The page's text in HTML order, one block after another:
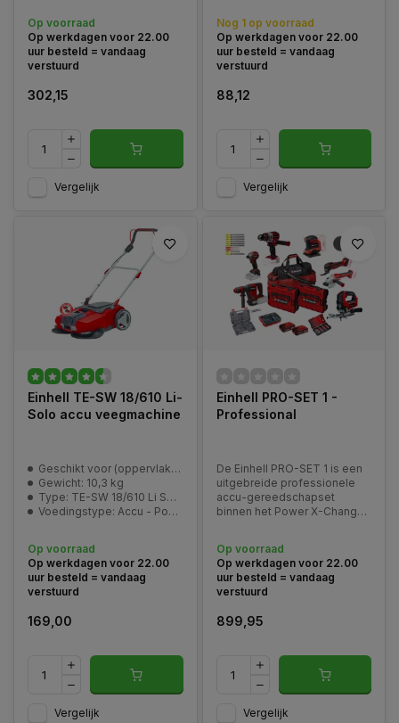
Op voorraad
Op werkdagen voor 22.00
uur besteld = vandaag
verstuurd
302,15
Vergelijk
Nog 1 op voorraad
Op werkdagen voor 22.00
uur besteld = vandaag
verstuurd
88,12
Vergelijk
Einhell TE-SW 18/610 Li-
Solo accu veegmachine
Geschikt voor (oppervlakte): 1800 m2/h
Gewicht: 10,3 kg
Type: TE-SW 18/610 Li Solo
Voedingstype: Accu - Power-X-Change 18V
Op voorraad
Op werkdagen voor 22.00
uur besteld = vandaag
verstuurd
169,00
Vergelijk
Einhell PRO-SET 1 -
Professional
De Einhell PRO-SET 1 is een
uitgebreide professionele
accu-gereedschapset
binnen het Power X-Change
vakmensen en veeleisende
doe-het-zelvers die één
flexibel accusysteem willen
gebruiken voor boren,
Op voorraad
Op werkdagen voor 22.00
uur besteld = vandaag
verstuurd
899,95
Vergelijk